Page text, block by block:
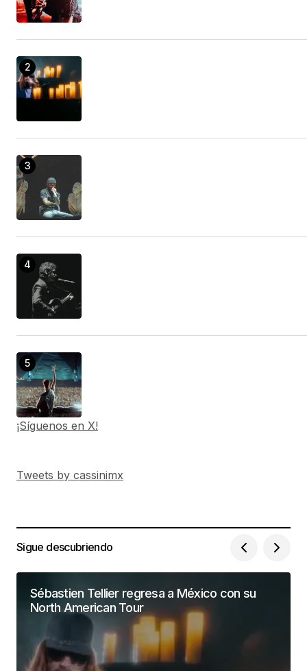
¡Síguenos en X!
Tweets by cassinimx
Sigue descubriendo
Sébastien Tellier regresa a México con su
North American Tour